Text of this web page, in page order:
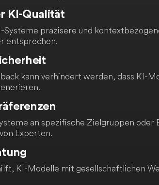
KI-Qualität
Systeme präzisere und
entsprechen.
kann verhindert werden, dass KI-
an spezifische Zielgruppen oder
Experten.
KI-Modelle mit gesellschaftlichen